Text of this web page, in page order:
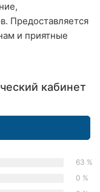
Предоставляется
и приятные
кабинет
63 %
0 %